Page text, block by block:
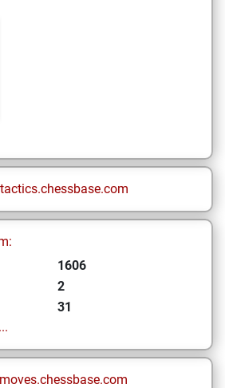
tactics.chessbase.com
1606
2
31